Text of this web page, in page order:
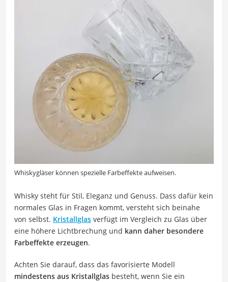
Whiskygläser können spezielle Farbeffekte aufweisen.
Whisky steht für Stil, Eleganz und Genuss. Dass dafür kein
normales Glas in Fragen kommt, versteht sich beinahe
von selbst. Kristallglas verfügt im Vergleich zu Glas über
eine höhere Lichtbrechung und kann daher besondere
Farbeffekte erzeugen.
Achten Sie darauf, dass das favorisierte Modell
mindestens aus Kristallglas besteht, wenn Sie ein